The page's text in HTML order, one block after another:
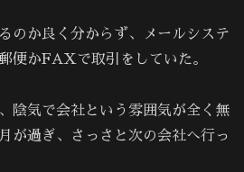
のか良く分からず、メールシステ
便かFAXで取引をしていた。
陰気で会社という雰囲気が全く無
が過ぎ、さっさと次の会社へ行っ